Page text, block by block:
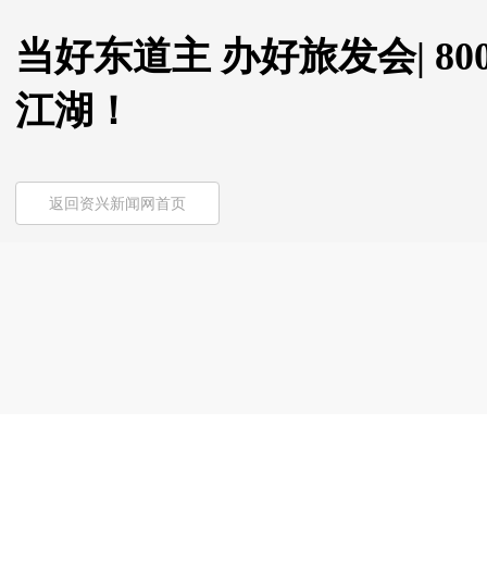
当好东道主 办好旅发会|
江湖！
返回资兴新闻网首页